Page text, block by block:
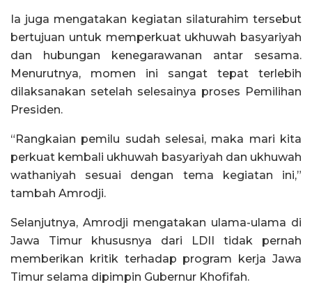
Ia juga mengatakan kegiatan silaturahim tersebut
bertujuan untuk memperkuat ukhuwah basyariyah
dan hubungan kenegarawanan antar sesama.
Menurutnya, momen ini sangat tepat terlebih
dilaksanakan setelah selesainya proses Pemilihan
Presiden.
“Rangkaian pemilu sudah selesai, maka mari kita
perkuat kembali ukhuwah basyariyah dan ukhuwah
wathaniyah sesuai dengan tema kegiatan ini,”
tambah Amrodji.
Selanjutnya, Amrodji mengatakan ulama-ulama di
Jawa Timur khususnya dari LDII tidak pernah
memberikan kritik terhadap program kerja Jawa
Timur selama dipimpin Gubernur Khofifah.